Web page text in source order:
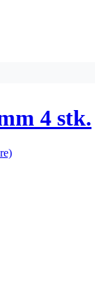
4 stk.